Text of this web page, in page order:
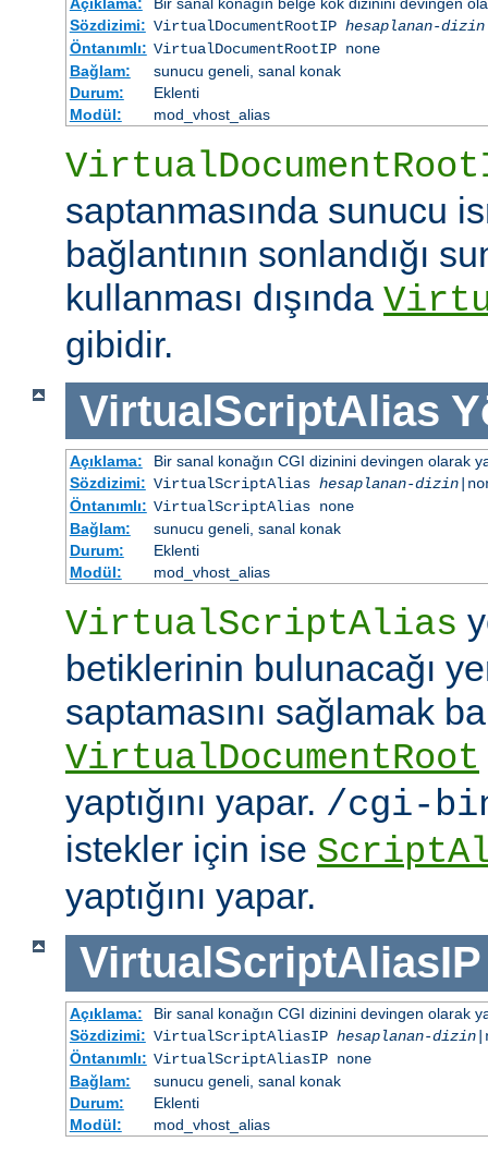
Sözdizimi: VirtualDocumentRootIP hesaplanan-dizin
Öntanımlı: VirtualDocumentRootIP none
Bağlam:
sunucu geneli, sanal konak
Durum:
Eklenti
Modül:
mod_vhost_alias
saptanmasında sunucu
bağlantının sonlandığı
kullanması dışında
gibidir.
VirtualScriptAlias
Açıklama:
Bir sanal konağın CGI dizinini devingen olarak
Sözdizimi: VirtualScriptAlias hesaplanan-dizin
Öntanımlı: VirtualScriptAlias none
Bağlam:
sunucu geneli, sanal konak
Durum:
Eklenti
Modül:
mod_vhost_alias
VirtualScriptAlias
betiklerinin bulunacağı
saptamasını sağlamak
VirtualDocumentRoot
yaptığını yapar. /cgi-
istekler için ise
yaptığını yapar.
VirtualScriptAliasIP
Açıklama:
Bir sanal konağın CGI dizinini devingen olarak
Sözdizimi: VirtualScriptAliasIP hesaplanan-dizin
Öntanımlı: VirtualScriptAliasIP none
Bağlam:
sunucu geneli, sanal konak
Durum:
Eklenti
Modül:
mod_vhost_alias